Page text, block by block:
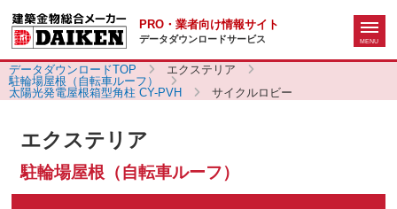
PRO・業者向け情報サイト
データダウンロードサービス
データダウンロードTOP
エクステリア
駐輪場屋根（自転車ルーフ）
太陽光発電屋根箱型角柱 CY-PVH
サイクルロビー
エクステリア
駐輪場屋根（自転車ルーフ）